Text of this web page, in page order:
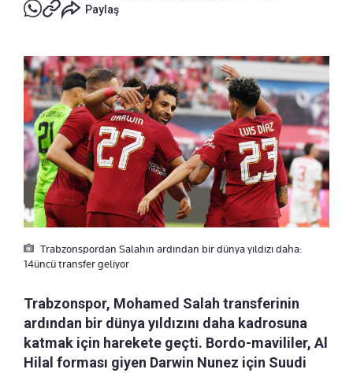
Paylaş
Trabzonspordan Salahın ardından bir dünya yıldızı daha:
14üncü transfer geliyor
Trabzonspor, Mohamed Salah transferinin
ardından bir dünya yıldızını daha kadrosuna
katmak için harekete geçti. Bordo-mavililer, Al
Hilal forması giyen Darwin Nunez için Suudi